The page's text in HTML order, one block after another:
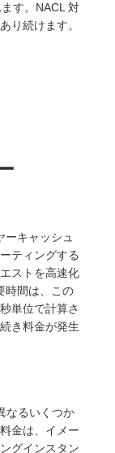
す。NACL 対
り続けます。
キャッシュ
ティングする
ストを高速化
時間は、この
単位で計算さ
き料金が発生
なるいくつか
金は、イメー
グインスタン